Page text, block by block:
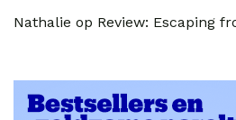
Nathalie op Review: Escaping